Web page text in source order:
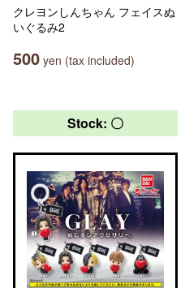
クレヨンしんちゃん フェイスぬ
いぐるみ2
500 yen (tax included)
Stock: 〇